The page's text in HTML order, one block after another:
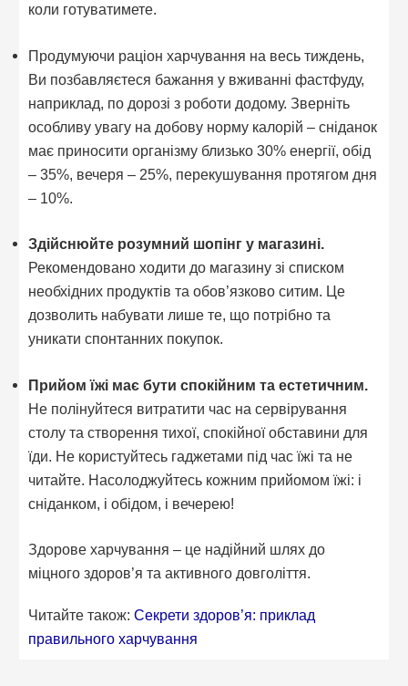
коли готуватимете.
Продумуючи раціон харчування на весь тиждень,
Ви позбавляєтеся бажання у вживанні фастфуду,
наприклад, по дорозі з роботи додому. Зверніть
особливу увагу на добову норму калорій – сніданок
має приносити організму близько 30% енергії, обід
– 35%, вечеря – 25%, перекушування протягом дня
– 10%.
Здійснюйте розумний шопінг у магазині.
Рекомендовано ходити до магазину зі списком
необхідних продуктів та обов’язково ситим. Це
дозволить набувати лише те, що потрібно та
уникати спонтанних покупок.
Прийом їжі має бути спокійним та естетичним.
Не полінуйтеся витратити час на сервірування
столу та створення тихої, спокійної обставини для
їди. Не користуйтесь гаджетами під час їжі та не
читайте. Насолоджуйтесь кожним прийомом їжі: і
сніданком, і обідом, і вечерею!
Здорове харчування – це надійний шлях до
міцного здоров’я та активного довголіття.
Читайте також:Секрети здоров’я: приклад
правильного харчування